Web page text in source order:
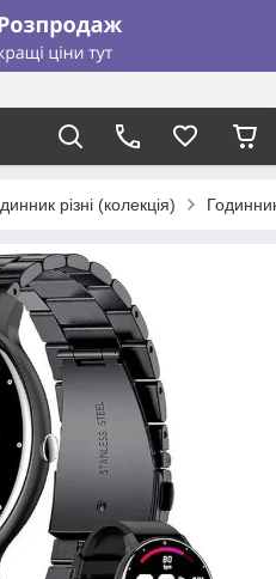
різні (колекція)